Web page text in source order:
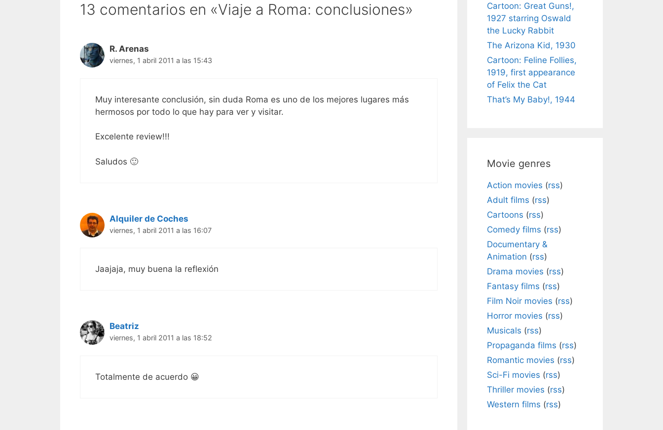
13 comentarios en «Viaje a Roma: conclusiones»
R. Arenas
viernes, 1 abril 2011 a las 15:43
Muy interesante conclusión, sin duda Roma es uno de los mejores lugares más
hermosos por todo lo que hay para ver y visitar.
Excelente review!!!
Saludos 🙂
Alquiler de Coches
viernes, 1 abril 2011 a las 16:07
Jaajaja, muy buena la reflexión
Beatriz
viernes, 1 abril 2011 a las 18:52
Totalmente de acuerdo 😀
Cartoon: Great Guns!,
1927 starring Oswald
the Lucky Rabbit
The Arizona Kid, 1930
Cartoon: Feline Follies,
1919, first appearance
of Felix the Cat
That’s My Baby!, 1944
Movie genres
Action movies (rss)
Adult films (rss)
Cartoons (rss)
Comedy films (rss)
Documentary &
Animation (rss)
Drama movies (rss)
Fantasy films (rss)
Film Noir movies (rss)
Horror movies (rss)
Musicals (rss)
Propaganda films (rss)
Romantic movies (rss)
Sci-Fi movies (rss)
Thriller movies (rss)
Western films (rss)